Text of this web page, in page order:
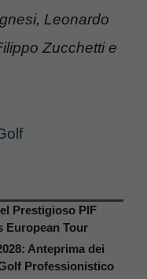
Leonardo
Zucchetti e
Prestigioso PIF
European Tour
Anteprima dei
Professionistico